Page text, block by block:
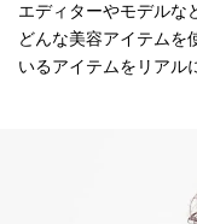
エディターやモデルな
どんな美容アイテムを
いるアイテムをリアル